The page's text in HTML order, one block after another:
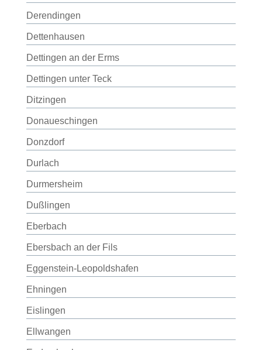
Derendingen
Dettenhausen
Dettingen an der Erms
Dettingen unter Teck
Ditzingen
Donaueschingen
Donzdorf
Durlach
Durmersheim
Dußlingen
Eberbach
Ebersbach an der Fils
Eggenstein-Leopoldshafen
Ehningen
Eislingen
Ellwangen